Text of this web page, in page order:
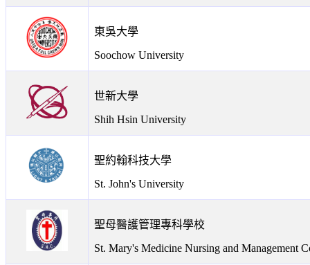
東吳大學
Soochow University
世新大學
Shih Hsin University
聖約翰科技大學
St. John's University
聖母醫護管理專科學校
St. Mary's Medicine Nursing and Management